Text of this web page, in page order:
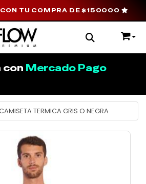
CON TU COMPRA DE $150000
con Mercado Pago
TERMICA GRIS O NEGRA